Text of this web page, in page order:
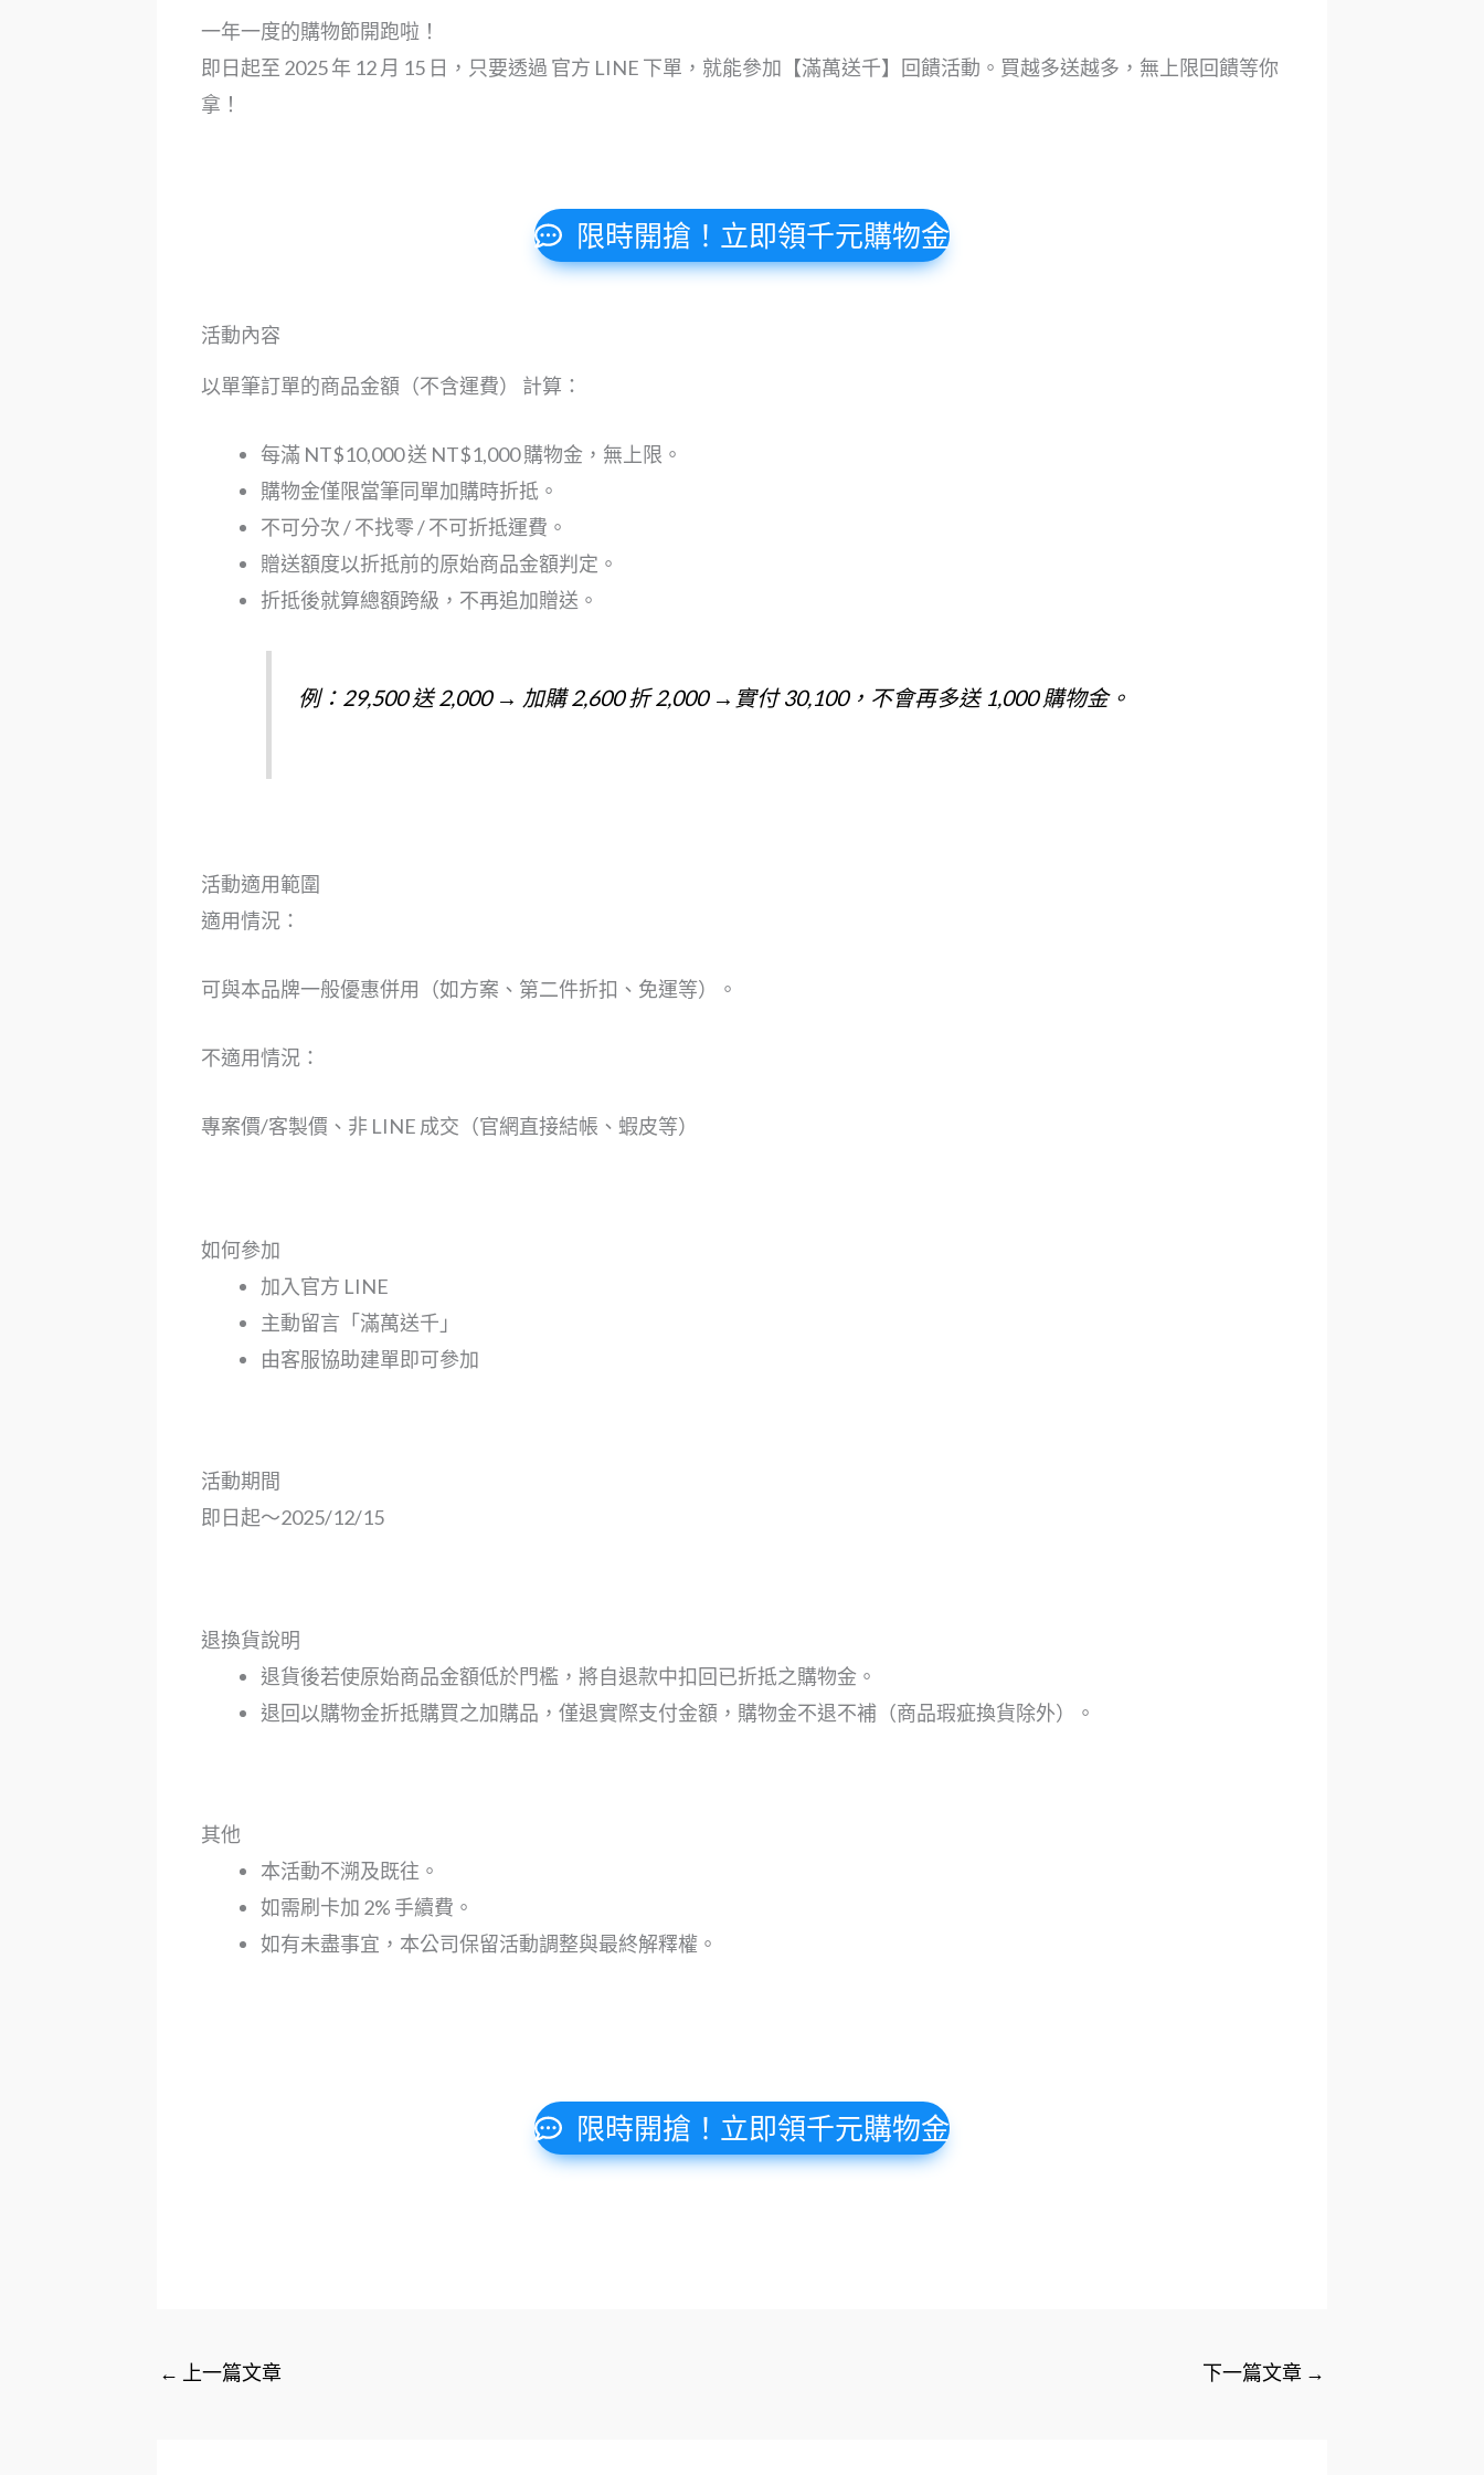
一年一度的購物節開跑啦！
即日起至 2025 年 12 月 15 日，只要透過 官方 LINE 下單，就能參加【滿萬送千】回饋活動。買越多送越多，無上限回饋等你
拿！
限時開搶！立即領千元購物金
活動內容
以單筆訂單的商品金額（不含運費） 計算：
每滿 NT$10,000 送 NT$1,000 購物金，無上限。
購物金僅限當筆同單加購時折抵。
不可分次 / 不找零 / 不可折抵運費。
贈送額度以折抵前的原始商品金額判定。
折抵後就算總額跨級，不再追加贈送。
例：29,500 送 2,000 → 加購 2,600 折 2,000 →實付 30,100，不會再多送 1,000 購物金。
活動適用範圍
適用情況：
可與本品牌一般優惠併用（如方案、第二件折扣、免運等）。
不適用情況：
專案價/客製價、非 LINE 成交（官網直接結帳、蝦皮等）
如何參加
加入官方 LINE
主動留言「滿萬送千」
由客服協助建單即可參加
活動期間
即日起～2025/12/15
退換貨說明
退貨後若使原始商品金額低於門檻，將自退款中扣回已折抵之購物金。
退回以購物金折抵購買之加購品，僅退實際支付金額，購物金不退不補（商品瑕疵換貨除外）。
其他
本活動不溯及既往。
如需刷卡加 2% 手續費。
如有未盡事宜，本公司保留活動調整與最終解釋權。
限時開搶！立即領千元購物金
← 上一篇文章 下一篇文章 →